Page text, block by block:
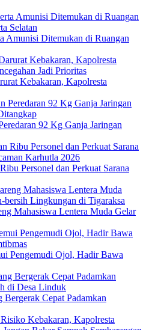
Amunisi Ditemukan di Ruangan
Kebakaran, Kapolresta
92 Kg Ganja Jaringan
Personel dan Perkuat Sarana
Mahasiswa Lentera Muda Gelar
Pengemudi Ojol, Hadir Bawa
Bergerak Cepat Padamkan